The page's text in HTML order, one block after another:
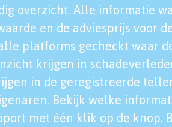
overzicht. Alle informatie
en de adviesprijs voor
platforms gecheckt waar
krijgen in
in de geregistreerde
Bekijk welke
met één klik op de knop.